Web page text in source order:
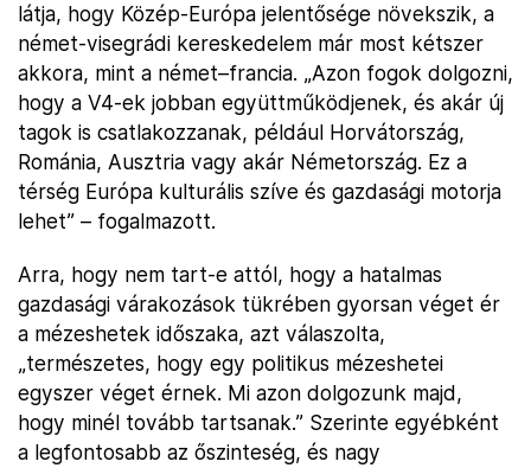
látja, hogy Közép-Európa jelentősége növekszik, a
német-visegrádi kereskedelem már most kétszer
akkora, mint a német–francia. „Azon fogok dolgozni,
hogy a V4-ek jobban együttműködjenek, és akár új
tagok is csatlakozzanak, például Horvátország,
Románia, Ausztria vagy akár Németország. Ez a
térség Európa kulturális szíve és gazdasági motorja
lehet” – fogalmazott.
Arra, hogy nem tart-e attól, hogy a hatalmas
gazdasági várakozások tükrében gyorsan véget ér
a mézeshetek időszaka, azt válaszolta,
„természetes, hogy egy politikus mézeshetei
egyszer véget érnek. Mi azon dolgozunk majd,
hogy minél tovább tartsanak.” Szerinte egyébként
a legfontosabb az őszinteség, és nagy